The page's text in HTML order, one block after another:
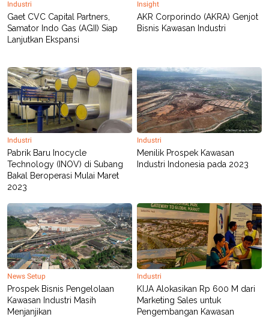
N
G
G
A
N
C
E
T
A
K
N
E
R
J
M
I
T
E
N
E
P
A
P
E
R
A
D
V
R
T
I
I
N
G
K
G
M
E
D
I
A
.
Industri
Gaet CVC Capital Partners,
Samator Indo Gas (AGII) Siap
Lanjutkan Ekspansi
Insight
AKR Corporindo (AKRA) Genjot
Bisnis Kawasan Industri
Industri
Pabrik Baru Inocycle
Technology (INOV) di Subang
Bakal Beroperasi Mulai Maret
2023
Industri
Menilik Prospek Kawasan
Industri Indonesia pada 2023
News Setup
Prospek Bisnis Pengelolaan
Kawasan Industri Masih
Menjanjikan
Industri
KIJA Alokasikan Rp 600 M dari
Marketing Sales untuk
Pengembangan Kawasan